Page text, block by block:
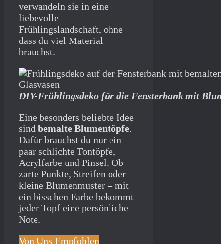
verwandeln sie in eine
liebevolle
Frühlingslandschaft, ohne
dass du viel Material
brauchst.
DIY-Frühlingsdeko für die Fensterbank mit
Eine besonders beliebte Idee
sind bemalte Blumentöpfe.
Dafür brauchst du nur ein
paar schlichte Tontöpfe,
Acrylfarbe und Pinsel. Ob
zarte Punkte, Streifen oder
kleine Blumenmuster – mit
ein bisschen Farbe bekommt
jeder Topf eine persönliche
Note.
Von Uns Empfohlen